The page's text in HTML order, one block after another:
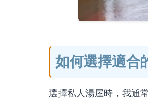
如何選擇適合
選擇私人湯屋時，我通